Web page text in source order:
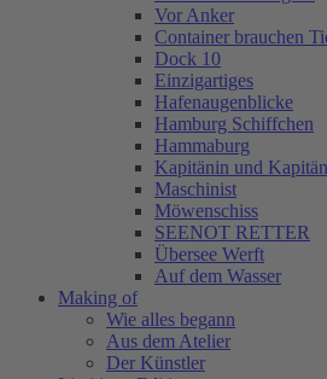
Vor Anker
Container brauchen
Dock 10
Einzigartiges
Hafenaugen­blicke
Hamburg Schiffchen
Hammaburg
Kapitänin und Kapitän
Maschinist
Möwenschiss
SEENOT RETTER
Übersee Werft
Auf dem Wasser
Making of
Wie alles begann
Aus dem Atelier
Der Künstler